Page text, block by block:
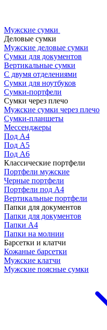
Мужские сумки
Деловые сумки
Мужские деловые сумки
Сумки для документов
Вертикальные сумки
С двумя отделениями
Сумки для ноутбуков
Сумки-портфели
Сумки через плечо
Мужские сумки через плечо
Сумки-планшеты
Мессенджеры
Под А4
Под А5
Под А6
Классические портфели
Портфели мужские
Черные портфели
Портфели под А4
Вертикальные портфели
Папки для документов
Папки для документов
Папки А4
Папки на молнии
Барсетки и клатчи
Кожаные барсетки
Мужские клатчи
Мужские поясные сумки